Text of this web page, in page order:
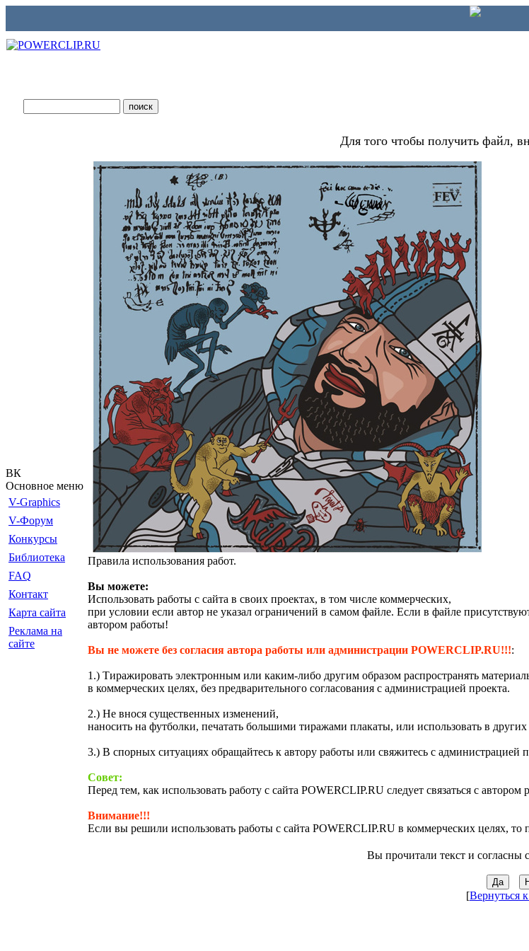
ВК
Основное меню
V-Graphics
V-Форум
Конкурсы
Библиотека
FAQ
Контакт
Карта сайта
Реклама на
сайте
Для того чтобы получить файл,
Правила использования работ.
Вы можете:
Использовать работы с сайта в своих проектах, в том числе коммерческих,
при условии если автор не указал ограничений в самом файле. Если в файле
автором работы!
Вы не можете без согласия автора работы или администрации POWERCLIP.RU!!!:
1.) Тиражировать электронным или каким-либо другим образом распространять
в коммерческих целях, без предварительного согласования с администрацией проекта.
2.) Не внося существенных изменений,
наносить на футболки, печатать большими тиражами плакаты, или использовать в
3.) В спорных ситуациях обращайтесь к автору работы или свяжитесь с администрацией
Совет:
Перед тем, как использовать работу с сайта POWERCLIP.RU следует связаться с
Внимание!!!
Если вы решили использовать работы с сайта POWERCLIP.RU в коммерческих целях, то
Вы прочитали текст и согласны
[Вернуться